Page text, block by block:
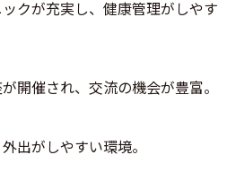
クが充実し、健康管理がしやす
開催され、交流の機会が豊富。
出がしやすい環境。